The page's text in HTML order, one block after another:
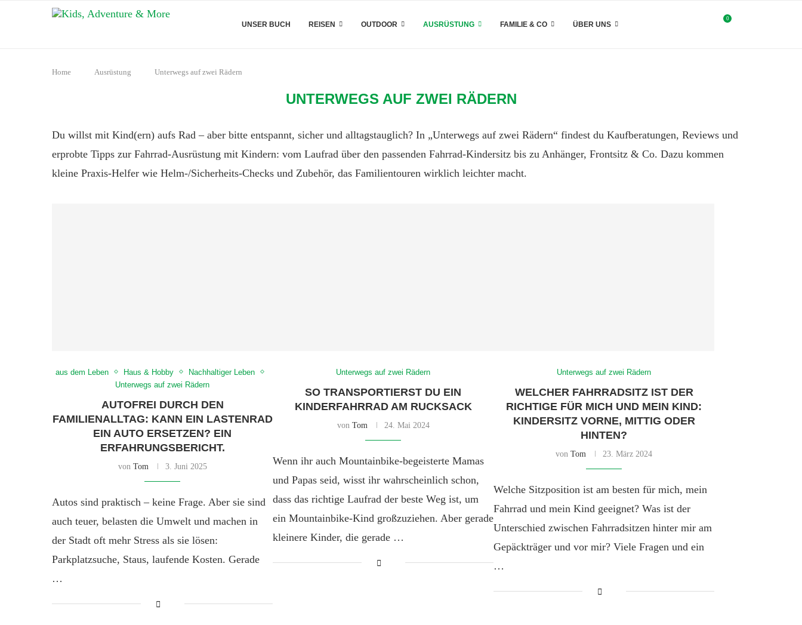
UNSER BUCH REISEN OUTDOOR AUSRÜSTUNG FAMILIE & CO ÜBER UNS
0
Home Ausrüstung Unterwegs auf zwei Rädern
UNTERWEGS AUF ZWEI RÄDERN
Du willst mit Kind(ern) aufs Rad – aber bitte entspannt, sicher und alltagstauglich? In „Unterwegs auf zwei Rädern“ findest du Kaufberatungen, Reviews und
erprobte Tipps zur Fahrrad-Ausrüstung mit Kindern: vom Laufrad über den passenden Fahrrad-Kindersitz bis zu Anhänger, Frontsitz & Co. Dazu kommen
kleine Praxis-Helfer wie Helm-/Sicherheits-Checks und Zubehör, das Familientouren wirklich leichter macht.
aus dem Leben Haus & Hobby
Nachhaltiger Leben
Unterwegs auf zwei Rädern
AUTOFREI DURCH DEN
FAMILIENALLTAG: KANN EIN LASTENRAD
EIN AUTO ERSETZEN? EIN
ERFAHRUNGSBERICHT.
von Tom 3. Juni 2025
Autos sind praktisch – keine Frage. Aber sie sind
auch teuer, belasten die Umwelt und machen in
der Stadt oft mehr Stress als sie lösen:
Parkplatzsuche, Staus, laufende Kosten. Gerade
…
Unterwegs auf zwei Rädern
SO TRANSPORTIERST DU EIN
KINDERFAHRRAD AM RUCKSACK
von Tom 24. Mai 2024
Wenn ihr auch Mountainbike-begeisterte Mamas
und Papas seid, wisst ihr wahrscheinlich schon,
dass das richtige Laufrad der beste Weg ist, um
ein Mountainbike-Kind großzuziehen. Aber gerade
kleinere Kinder, die gerade …
Unterwegs auf zwei Rädern
WELCHER FAHRRADSITZ IST DER
RICHTIGE FÜR MICH UND MEIN KIND:
KINDERSITZ VORNE, MITTIG ODER
HINTEN?
von Tom 23. März 2024
Welche Sitzposition ist am besten für mich, mein
Fahrrad und mein Kind geeignet? Was ist der
Unterschied zwischen Fahrradsitzen hinter mir am
Gepäckträger und vor mir? Viele Fragen und ein
…